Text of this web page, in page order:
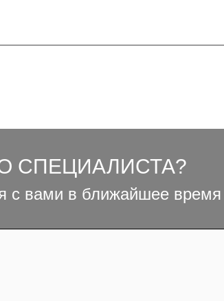
СПЕЦИАЛИСТА?
с вами в ближайшее время